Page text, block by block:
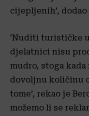
cijepljenih’,
‘Nuditi turističke
djelatnici nisu
mudro, stoga
dovoljnu količinu
tome’, rekao je
možemo li se